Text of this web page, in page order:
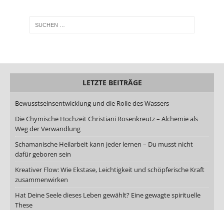
LETZTE BEITRÄGE
Bewusstseinsentwicklung und die Rolle des Wassers
Die Chymische Hochzeit Christiani Rosenkreutz – Alchemie als
Weg der Verwandlung
Schamanische Heilarbeit kann jeder lernen – Du musst nicht
dafür geboren sein
Kreativer Flow: Wie Ekstase, Leichtigkeit und schöpferische Kraft
zusammenwirken
Hat Deine Seele dieses Leben gewählt? Eine gewagte spirituelle
These